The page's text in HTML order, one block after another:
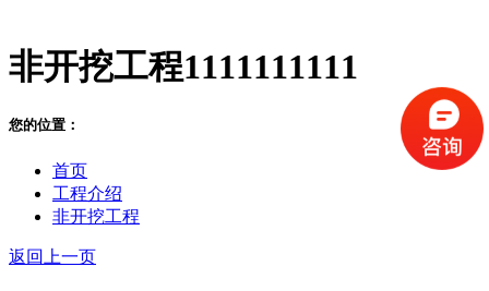
非开挖工程1111111111
您的位置：
首页
工程介绍
非开挖工程
返回上一页